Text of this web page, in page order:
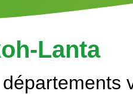
Lanta